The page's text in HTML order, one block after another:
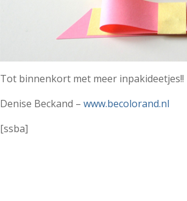
Tot binnenkort met meer inpakideetjes!!
Denise Beckand – www.becolorand.nl
[ssba]